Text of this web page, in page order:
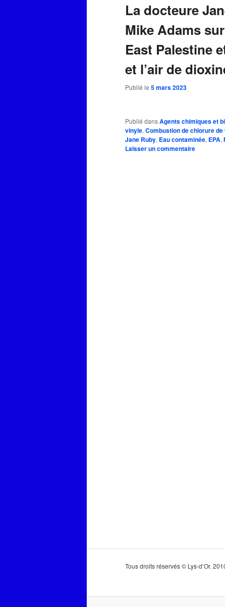
La docteure
Mike Adams
East Palestine
et l’air de
Publié le 5 mars 2023
Publié dansAgents chimiques et
vinyle, Combustion de chlorure
Jane Ruby, Eau contaminée, EPA,
Laisser un commentaire
Tous droits réservés © Lys-d’Or.